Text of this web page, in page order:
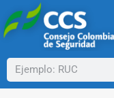
al
contenido
Buscar